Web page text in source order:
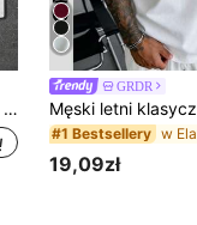
GRDR
#1 Bestsellery
19,09zł